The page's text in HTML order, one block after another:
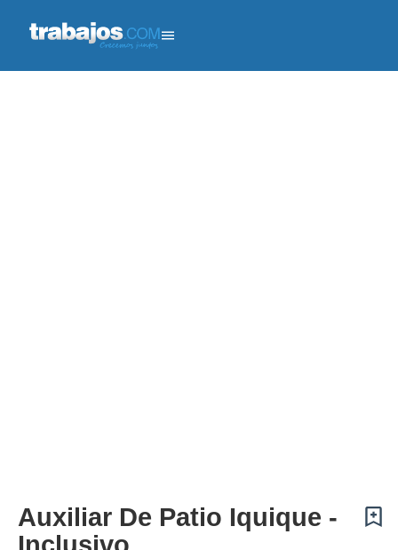
Auxiliar De Patio Iquique -